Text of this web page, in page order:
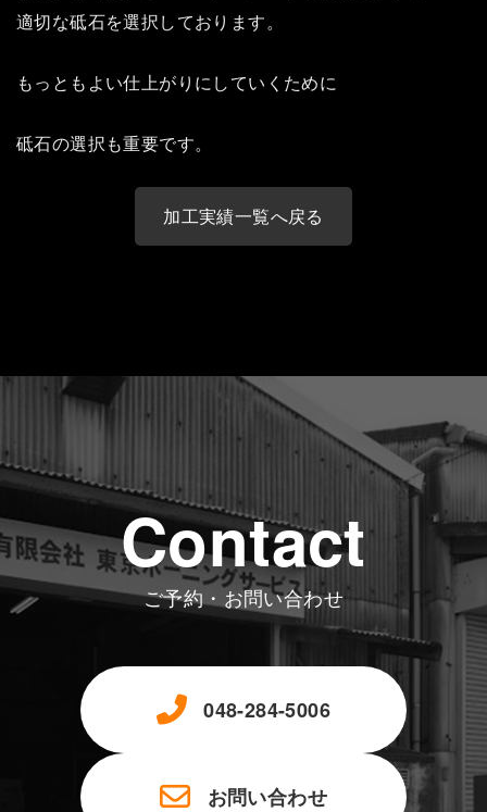
適切な砥石を選択しております。
もっともよい仕上がりにしていくために
砥石の選択も重要です。
加工実績一覧へ戻る
Contact
ご予約・お問い合わせ
048-284-5006
お問い合わせ